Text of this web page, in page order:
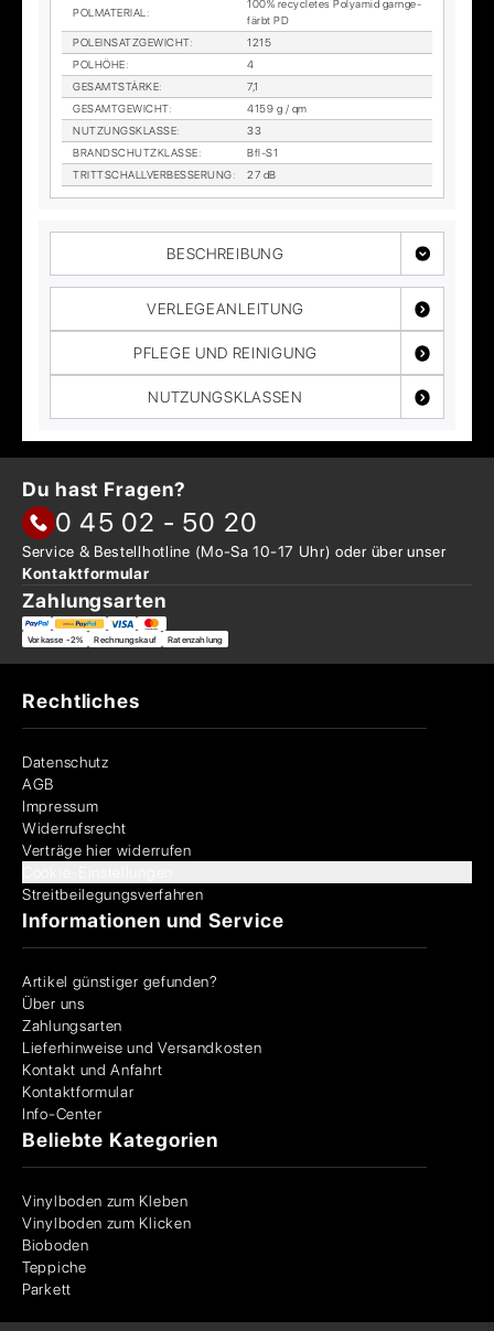
POL­MA­TE­RI­AL :
100% re­cy­cle­tes Po­ly­amid garn­ge­
färbt PD
POL­EIN­SATZ­GE­WICHT:
1215
POL­HÖ­HE:
4
GE­SAMT­STÄR­KE:
7,1
GE­SAMT­GE­WICHT:
4159 g / qm
NUT­ZUNGS­KLAS­SE:
33
BRAND­SCHUTZ­KLAS­SE:
Bfl-S1
TRITT­SCHALL­VER­BES­SE­RUNG: 27 dB
BESCHREIBUNG
VERLEGEANLEITUNG
PFLEGE UND REINIGUNG
NUTZUNGSKLASSEN
Du hast Fragen?
0 45 02 - 50 20
Service & Bestellhotline (Mo-Sa 10-17 Uhr) oder überunser
Kontaktformular
Zahlungsarten
Vorkasse -2% Rechnungskauf Ratenzahlung
Rechtliches
Datenschutz
AGB
Impressum
Widerrufsrecht
Verträge hier widerrufen
Streitbeilegungsverfahren
Informationen und Service
Artikel günstiger gefunden?
Über uns
Zahlungsarten
Lieferhinweise und Versandkosten
Kontakt und Anfahrt
Kontaktformular
Info-Center
Beliebte Kategorien
Vinylboden zum Kleben
Vinylboden zum Klicken
Bioboden
Teppiche
Parkett